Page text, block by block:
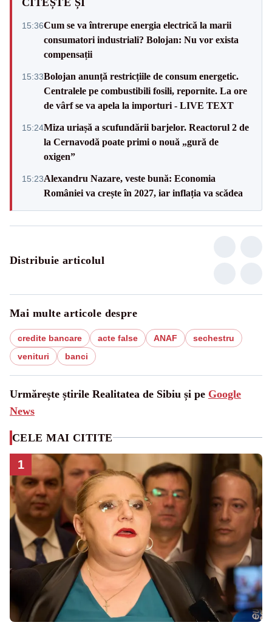
15:36Cum se va întrerupe energia electrică la marii
consumatori industriali? Bolojan: Nu vor exista
compensații
15:33Bolojan anunță restricțiile de consum energetic.
Centralele pe combustibili fosili, repornite. La ore
de vârf se va apela la importuri - LIVE TEXT
15:24Miza uriașă a scufundării barjelor. Reactorul 2 de
la Cernavodă poate primi o nouă „gură de
oxigen”
15:23Alexandru Nazare, veste bună: Economia
României va crește în 2027, iar inflația va scădea
Distribuie articolul
Mai multe articole despre
credite bancare acte false ANAF
sechestru
venituri
banci
Urmărește știrile Realitatea de Sibiu și pe Google
News
CELE MAI CITITE
1